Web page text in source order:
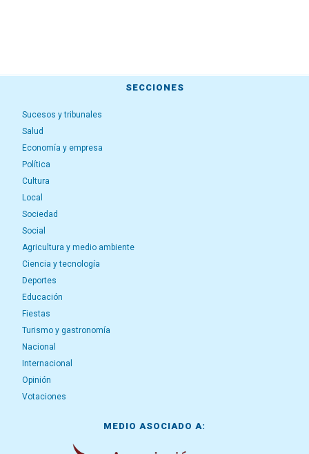
SECCIONES
Sucesos y tribunales
Salud
Economía y empresa
Política
Cultura
Local
Sociedad
Social
Agricultura y medio ambiente
Ciencia y tecnología
Deportes
Educación
Fiestas
Turismo y gastronomía
Nacional
Internacional
Opinión
Votaciones
MEDIO ASOCIADO A: